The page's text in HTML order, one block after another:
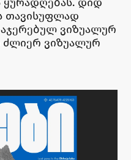
თავისუფლად
ვიზუალურ
ძლიერ ვიზუალურ